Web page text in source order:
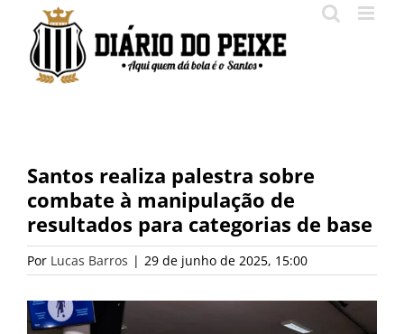
conteúdo
Santos realiza palestra sobre
combate à manipulação de
resultados para categorias de base
Por Lucas Barros | 29 de junho de 2025, 15:00